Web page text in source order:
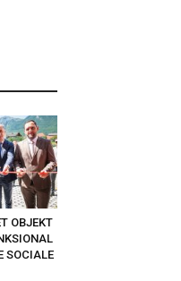
OBJEKT
SOCIALE